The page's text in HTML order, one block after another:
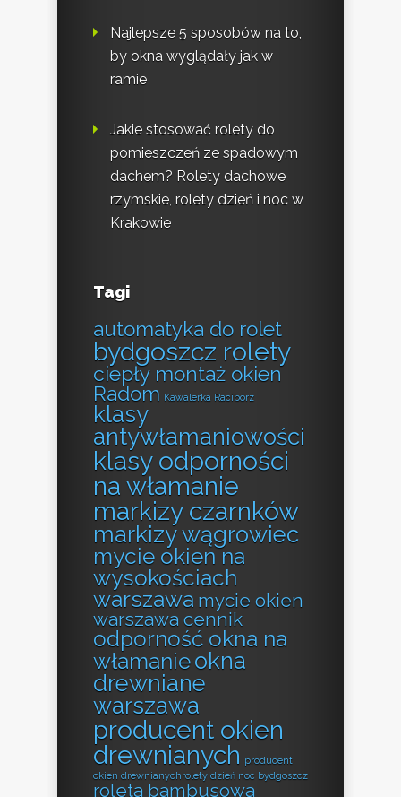
Najlepsze 5 sposobów na to,
by okna wyglądały jak w
ramie
Jakie stosować rolety do
pomieszczeń ze spadowym
dachem? Rolety dachowe
rzymskie, rolety dzień i noc w
Krakowie
Tagi
automatyka do rolet
bydgoszcz rolety
ciepły montaż okien
Radom Kawalerka Racibórz
klasy
antywłamaniowości
klasy odporności
na włamanie
markizy czarnków
markizy wągrowiec
mycie okien na
wysokościach
warszawa mycie okien
warszawa cennik
odporność okna na
włamanieokna
drewniane
warszawa
producent okien
drewnianych producent
okien drewnianychrolety dzień noc bydgoszcz
roleta bambusowa